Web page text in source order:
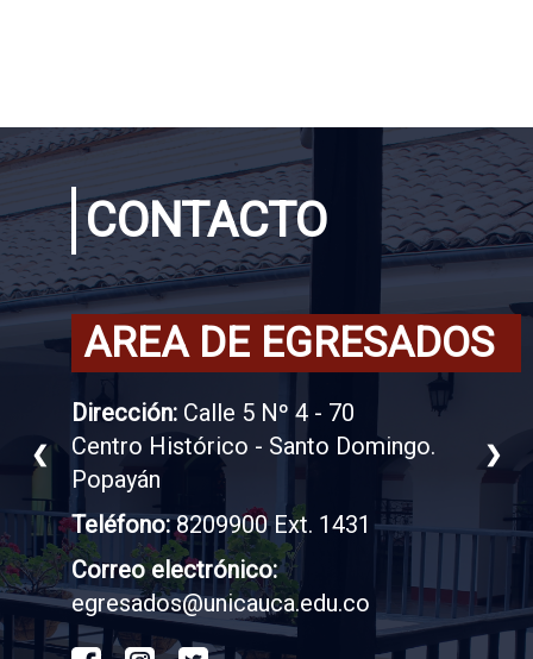
CONTACTO
AREA DE EGRESADOS
Dirección: Calle 5 Nº 4 - 70
Centro Histórico - Santo Domingo.
Popayán
Teléfono:8209900 Ext. 1431
Correo electrónico:
egresados@unicauca.edu.co
❮ ❯